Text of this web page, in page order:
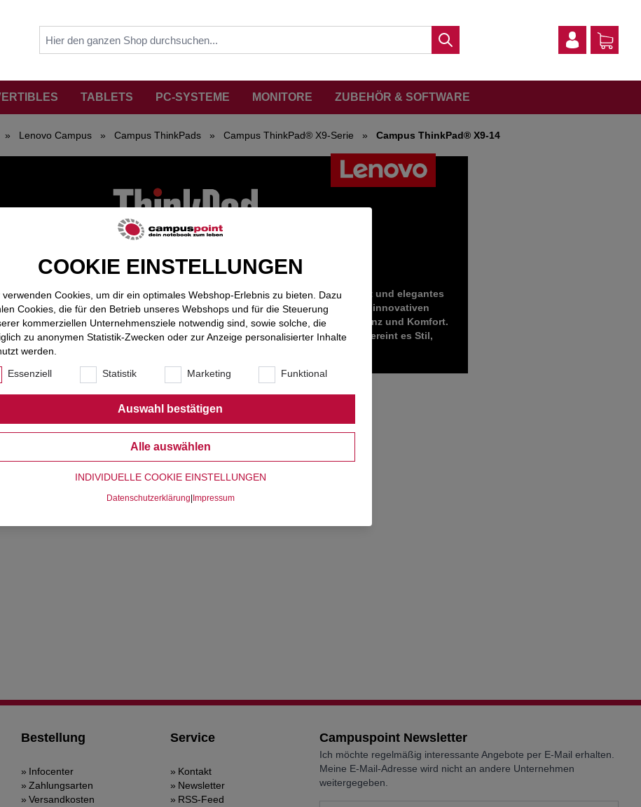
COOKIE EINSTELLUNGEN
verwenden Cookies, um dir ein optimales Webshop-Erlebnis zu bieten. Dazu
Cookies, die für den Betrieb unseres Webshops und für die Steuerung
kommerziellen Unternehmensziele notwendig sind, sowie solche, die
zu anonymen Statistik-Zwecken oder zur Anzeige personalisierter Inhalte
werden.
Essenziell
Statistik Marketing Funktional
Auswahl bestätigen
Alle auswählen
INDIVIDUELLE COOKIE EINSTELLUNGEN
Datenschutzerklärung Impressum
TABLETS PC-SYSTEME MONITORE ZUBEHÖR & SOFTWARE
» Lenovo Campus » Campus ThinkPads » Campus ThinkPad® X9-Serie » Campus ThinkPad® X9-14
LENOVO THINKPAD X9-14
X9-14 Aura Edition setzt neue Maßstäbe für AI-gestützte Produktivität und elegantes
dem leistungsstarken Intel® Core™ Ultra 7 Prozessor, einem 14" Display und innovativen
Copilot+ für KI-optimierte Arbeitsabläufe bietet dieses Gerät maximale Effizienz und Komfort.
mit 50 % recyceltem Aluminium und CO2-Kompensationsoptionen, vereint es Stil,
Bestellung
Infocenter
Zahlungsarten
Versandkosten
Service
Kontakt
Newsletter
RSS-Feed
Campuspoint Newsletter
Ich möchte regelmäßig interessante Angebote per E-Mail erhalten.
Meine E-Mail-Adresse wird nicht an andere Unternehmen
weitergegeben.